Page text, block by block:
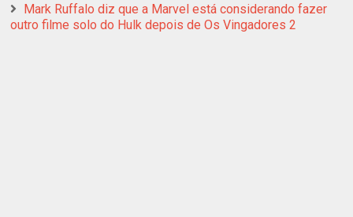
Mark Ruffalo diz que a Marvel está considerando fazer
outro filme solo do Hulk depois de Os Vingadores 2